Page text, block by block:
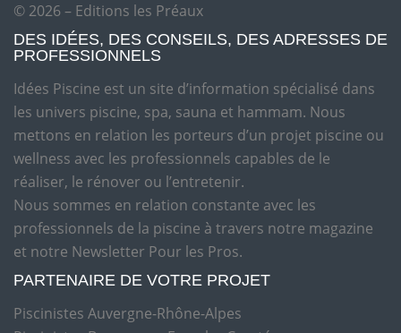
© 2026 – Editions les Préaux
DES IDÉES, DES CONSEILS, DES ADRESSES DE
PROFESSIONNELS
Idées Piscine est un site d’information spécialisé dans
les univers piscine, spa, sauna et hammam. Nous
mettons en relation les porteurs d’un projet piscine ou
wellness avec les professionnels capables de le
réaliser, le rénover ou l’entretenir.
Nous sommes en relation constante avec les
professionnels de la piscine à travers notre magazine
et notre Newsletter Pour les Pros.
PARTENAIRE DE VOTRE PROJET
Piscinistes Auvergne-Rhône-Alpes